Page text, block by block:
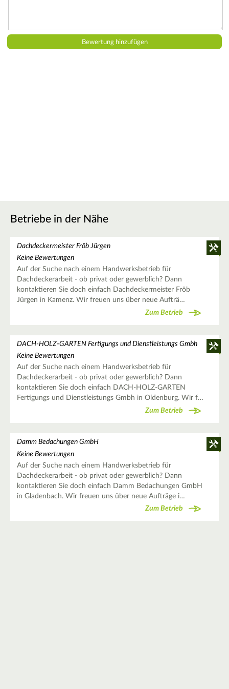
Betriebe in der Nähe
Dachdeckermeister Fröb Jürgen
Keine Bewertungen
Auf der Suche nach einem Handwerksbetrieb für
Dachdeckerarbeit - ob privat oder gewerblich? Dann
kontaktieren Sie doch einfach Dachdeckermeister Fröb
Jürgen in Kamenz. Wir freuen uns über neue Aufträ…
Zum Betrieb
DACH-HOLZ-GARTEN Fertigungs und Dienstleistungs Gmbh
Keine Bewertungen
Auf der Suche nach einem Handwerksbetrieb für
Dachdeckerarbeit - ob privat oder gewerblich? Dann
kontaktieren Sie doch einfach DACH-HOLZ-GARTEN
Fertigungs und Dienstleistungs Gmbh in Oldenburg. Wir f…
Zum Betrieb
Damm Bedachungen GmbH
Keine Bewertungen
Auf der Suche nach einem Handwerksbetrieb für
Dachdeckerarbeit - ob privat oder gewerblich? Dann
kontaktieren Sie doch einfach Damm Bedachungen GmbH
in Gladenbach. Wir freuen uns über neue Aufträge i…
Zum Betrieb